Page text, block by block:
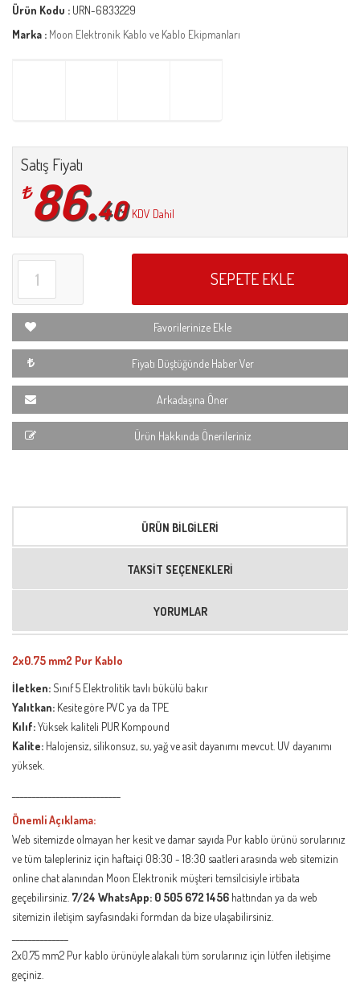
Ürün Kodu : URN-6833229
Marka : Moon Elektronik Kablo ve Kablo Ekipmanları
Satış Fiyatı
86.40 KDV Dahil
SEPETE EKLE
Favorilerinize Ekle
Fiyatı Düştüğünde Haber Ver
Arkadaşına Öner
Ürün Hakkında Önerileriniz
ÜRÜN BILGILERI
TAKSIT SEÇENEKLERI
YORUMLAR
2x0.75 mm2 Pur Kablo
İletken: Sınıf 5 Elektrolitik tavlı bükülü bakır
Yalıtkan: Kesite göre PVC ya da TPE
Kılıf:Yüksek kaliteli PUR Kompound
Kalite: Halojensiz, silikonsuz, su, yağ ve asit dayanımı mevcut. UV dayanımı
yüksek.
Önemli Açıklama:
Web sitemizde olmayan her kesit ve damar sayıda Pur kablo ürünü sorularınız
ve tüm talepleriniz için haftaiçi 08:30 - 18:30 saatleri arasında web sitemizin
online chat alanından Moon Elektronik müşteri temsilcisiyle irtibata
geçebilirsiniz. 7/24 WhatsApp: 0 505 672 1456 hattından ya da web
sitemizin iletişim sayfasındaki formdan da bize ulaşabilirsiniz.
2x0.75 mm2 Pur kablo ürünüyle alakalı tüm sorularınız için lütfen iletişime
geçiniz.